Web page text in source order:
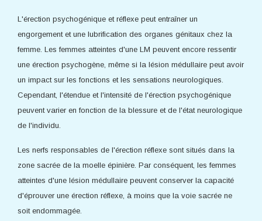
L'érection psychogénique et réflexe peut entraîner un
engorgement et une lubrification des organes génitaux chez la
femme. Les femmes atteintes d'une LM peuvent encore ressentir
une érection psychogène, même si la lésion médullaire peut avoir
un impact sur les fonctions et les sensations neurologiques.
Cependant, l'étendue et l'intensité de l'érection psychogénique
peuvent varier en fonction de la blessure et de l'état neurologique
de l'individu.
Les nerfs responsables de l'érection réflexe sont situés dans la
zone sacrée de la moelle épinière. Par conséquent, les femmes
atteintes d'une lésion médullaire peuvent conserver la capacité
d'éprouver une érection réflexe, à moins que la voie sacrée ne
soit endommagée.